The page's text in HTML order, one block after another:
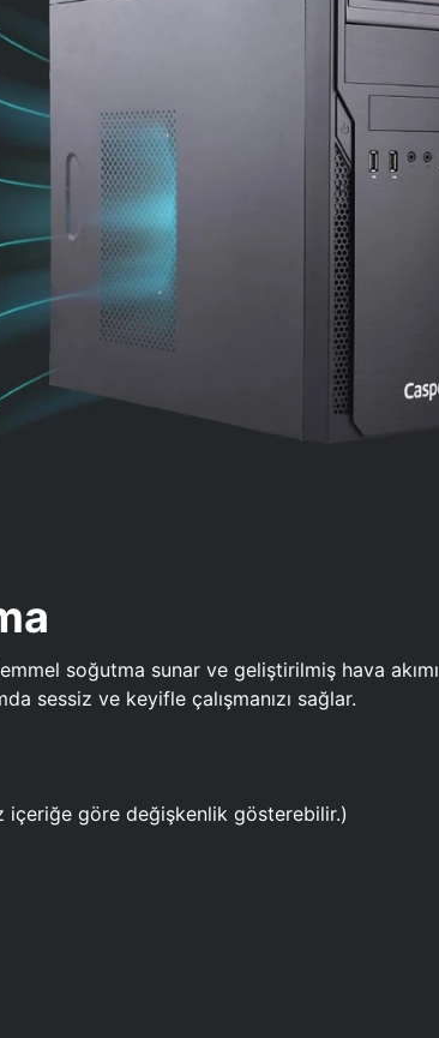
soğutma sunar ve geliştirilmiş hava akımı
sessiz ve keyifle çalışmanızı sağlar.
içeriğe göre değişkenlik gösterebilir.)